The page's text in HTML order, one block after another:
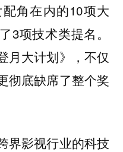
角在内的10项大
3项技术类提名。
月大计划》，不仅
彻底缺席了整个奖
界影视行业的科技